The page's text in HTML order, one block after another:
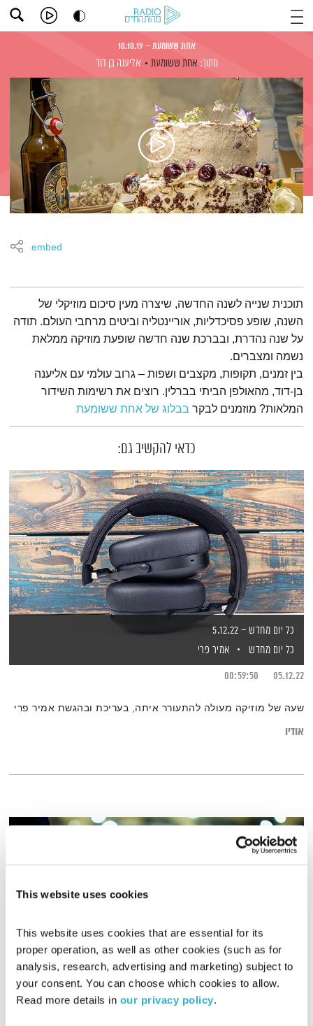
This website uses cookies
This website uses cookies that are essential for its
proper operation, as well as other cookies (such as for
analysis, research, advertising and marketing) subject to
your consent. You can choose which cookies to allow.
Read more details in our privacy policy.
אחת ששומעת – 10.10.19
מתוך: אחת ששומעת אליענה בן דוד
embed
תמצית הפודקאסט
תוכנית שנייה לשנה החדשה, שיצרה מעין סיכום מוזיקלי של
השנה, שופע פסיכדליות, אוריינטליה וביטים מרחבי העולם. תודה
על שנה נהדרת, ובברכת שנה חדשה שופעת מוזיקה ממלאת
נשמה ומצברים.
בין זמנים, תקופות, מקצבים ושפות – גרוב עולמי עם אליענה
בן-דוד, מהאולפן הביתי בברלין. רוצים את רשימות השידור
המלאות? מוזמנים לבקר בבלוג של אחת ששומעת
כדאי להקשיב גם:
כל יום מחדש – 5.12.22
כל יום מחדש
אמיר פרי
05.12.22
00:59:50
שעה של מוזיקה מעולה להתעורר איתה, בעריכת ובהגשת אמיר פרי
אודיו
פה זה טוב – 25.6.26
לירון תאני